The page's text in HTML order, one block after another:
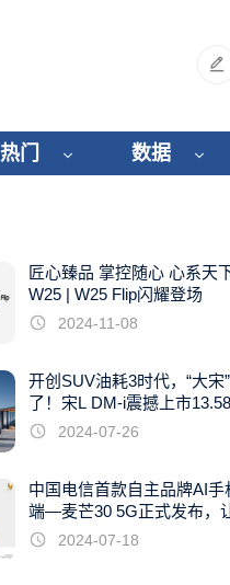
热门 数据
匠心臻品 掌控随心 心系天
W25 | W25 Flip闪耀登场
2024-11-08
开创SUV油耗3时代，“大宋
了！宋L DM-i震撼上市
起
2024-07-26
中国电信首款自主品牌AI手
端—麦芒30 5G正式发布，
触手可及2024-07-18